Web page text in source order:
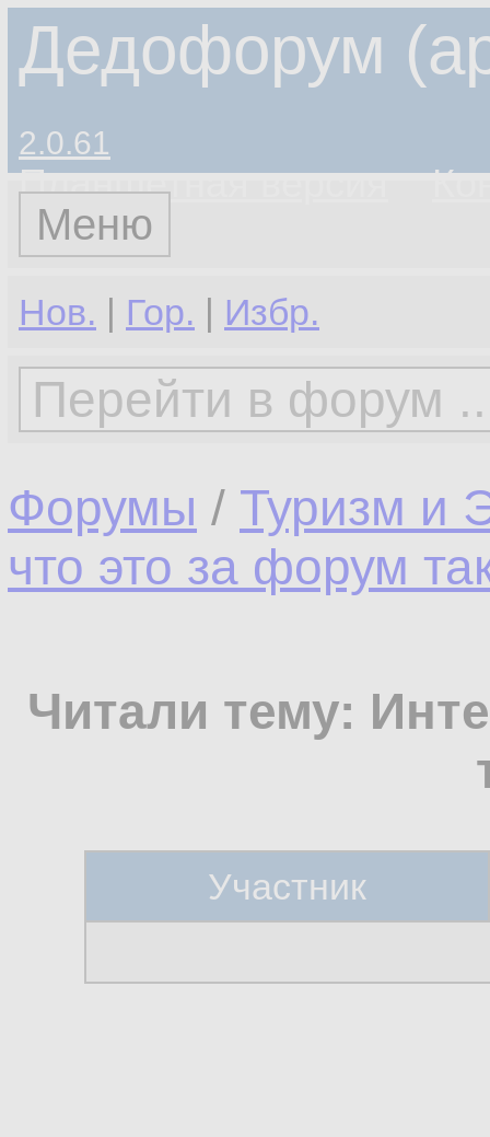
Дедофорум
2.0.61
Планшетная версия
Меню
Нов. | Гор. | Избр.
Форумы / Туризм и
что это за форум
Читали тему:
Участник